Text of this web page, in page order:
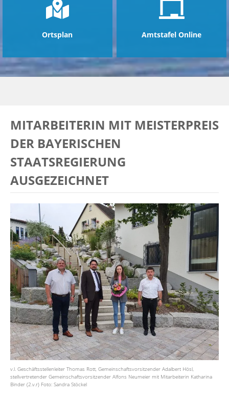
Ortsplan Amtstafel Online
MITARBEITERIN MIT MEISTERPREIS
DER BAYERISCHEN
STAATSREGIERUNG
AUSGEZEICHNET
v.l. Geschäftsstellenleiter Thomas Rott, Gemeinschaftsvorsitzender Adalbert Hösl,
stellvertretender Gemeinschaftsvorsitzender Alfons Neumeier mit Mitarbeiterin Katharina
Binder (2.v.r) Foto: Sandra Stöckel